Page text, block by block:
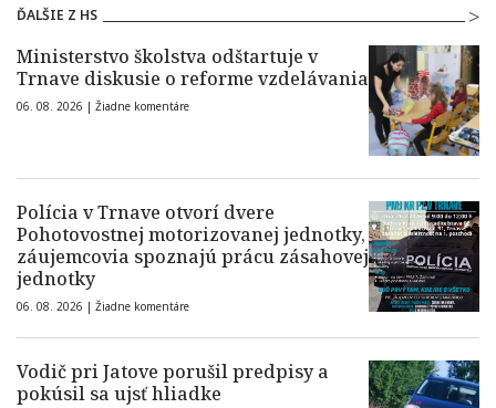
ĎALŠIE Z HS
Ministerstvo školstva odštartuje v
Trnave diskusie o reforme vzdelávania
06. 08. 2026 | Žiadne komentáre
Polícia v Trnave otvorí dvere
Pohotovostnej motorizovanej jednotky,
záujemcovia spoznajú prácu zásahovej
jednotky
06. 08. 2026 | Žiadne komentáre
Vodič pri Jatove porušil predpisy a
pokúsil sa ujsť hliadke